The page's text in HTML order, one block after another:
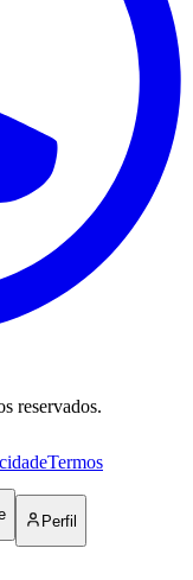
reservados.
Termos
Perfil